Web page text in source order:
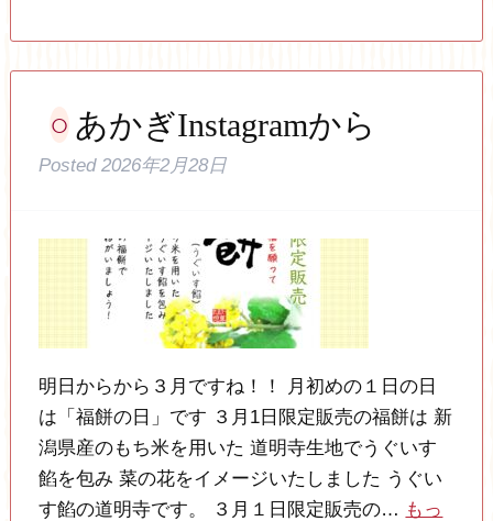
あかぎInstagramから
Posted2026年2月28日
明日からから３月ですね！！ 月初めの１日の日
は「福餅の日」です ３月1日限定販売の福餅は 新
潟県産のもち米を用いた 道明寺生地でうぐいす
餡を包み 菜の花をイメージいたしました うぐい
す餡の道明寺です。 ３月１日限定販売の… もっ